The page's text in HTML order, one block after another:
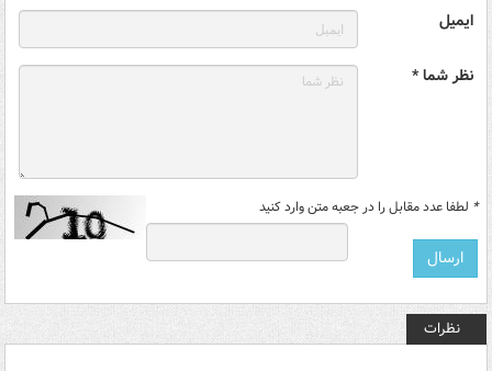
ایمیل
نظر شما *
* لطفا عدد مقابل را در جعبه متن وارد کنید
نظرات